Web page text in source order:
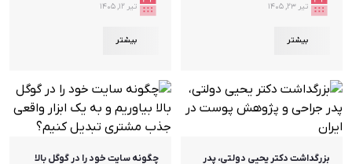
تیر ۲۳, ۱۴۰۵
بیشتر
تیر ۱۲, ۱۴۰۵
بیشتر
بزرگداشت دکتر یحیی دولتی، پدر
چگونه سایت خود را در گوگل بالا